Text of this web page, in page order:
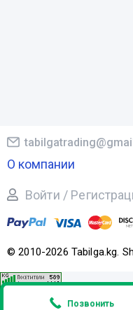
© 2010-2026 Tabilga.kg.
О компании
Войти /
Позвонить